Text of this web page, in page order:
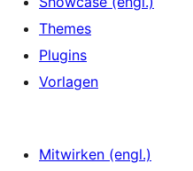
Themes
Plugins
Vorlagen
Mitwirken (engl.)